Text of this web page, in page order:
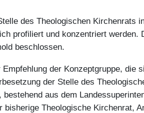
des Theologischen Kirchenrats
profiliert und konzentriert werden.
beschlossen.
der Konzeptgruppe,
der Stelle des
aus dem
bisherige Theologische Kirchenrat,